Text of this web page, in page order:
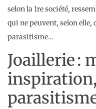
selon la 1re société,
qui ne peuvent, selon
parasitisme…
Joaillerie :